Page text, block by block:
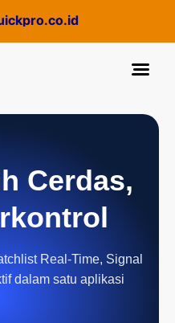
Cerdas,
Real-Time, Signal
dalam satu aplikasi